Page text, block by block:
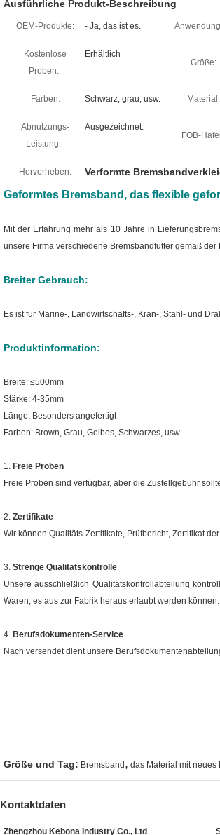
Ausführliche Produkt-Beschreibung
OEM-Produkte: - Ja, das ist es.
Kostenlose
Proben:
Erhältlich
Größe:
Farben: Schwarz, grau, usw. Material:
Abnutzungs-
Leistung:
Ausgezeichnet.
FOB-
Hervorheben: Verformte
Geformtes Bremsband, das flexible
Mit der Erfahrung mehr als 10 Jahre in
unsere Firma verschiedene Bremsbandfutter gemäß der
Breiter Gebrauch:
Es ist für Marine-, Landwirtschafts-, Kran-, Stahl- und
Produktinformation:
Breite: ≤500mm
Stärke: 4-35mm
Länge: Besonders angefertigt
Farben: Brown, Grau, Gelbes, Schwarzes, usw.
1. Freie Proben
Freie Proben sind verfügbar, aber die Zustellgebühr
2. Zertifikate
Wir können Qualitäts-Zertifikate, Prüfbericht, Zertifikat
3. Strenge Qualitätskontrolle
Unsere ausschließlich Qualitätskontrollabteilung
Waren, es aus zur Fabrik heraus erlaubt werden können.
4. Berufsdokumenten-Service
Nach versendet dient unsere
Größe und Tag: Bremsband , das Material mit neues
Kontaktdaten
Zhengzhou Kebona Industry Co., Ltd